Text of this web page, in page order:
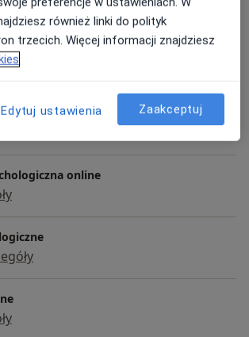
(pierwsza wizyta)
dzieci
online
również linki do polityk
trzecich. Więcej informacji znajdziesz
Edytuj ustawienia Zaakceptuj